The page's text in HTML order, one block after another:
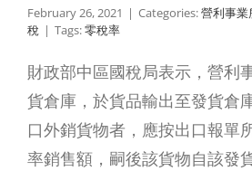
February 26, 2021 | Categories:營利事業
稅 | Tags:零稅率
財政部中區國稅局表示，營利
貨倉庫，於貨品輸出至發貨倉
口外銷貨物者，應按出口報單
率銷售額，嗣後該貨物自該發